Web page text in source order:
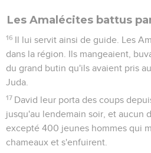
Les Amalécites battus
16 Il lui servit ainsi de guide. Les
dans la région. Ils mangeaient,
du grand butin qu'ils avaient pris
Juda.
17 David leur porta des coups
jusqu'au lendemain soir, et aucun
excepté 400 jeunes hommes qui
chameaux et s'enfuirent.